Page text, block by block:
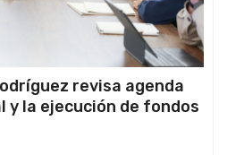
revisa agenda
y la ejecución de fondos
sismos